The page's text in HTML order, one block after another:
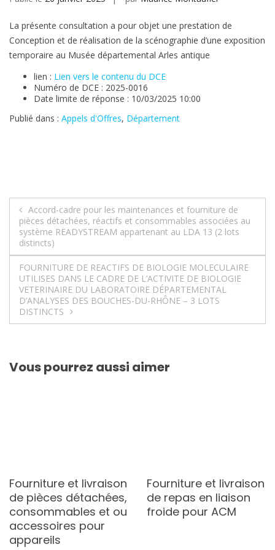
La présente consultation a pour objet une prestation de
Conception et de réalisation de la scénographie d’une exposition
temporaire au Musée départemental Arles antique
lien : Lien vers le contenu du DCE
Numéro de DCE : 2025-0016
Date limite de réponse : 10/03/2025 10:00
Publié dans : Appels d'Offres, Département
Navigation
de
l’article
Accord-cadre pour les maintenances et fourniture de
pièces détachées, réactifs et consommables associées au
système READYSTREAM appartenant au LDA 13 (2 lots
distincts)
FOURNITURE DE REACTIFS DE BIOLOGIE MOLECULAIRE
UTILISES DANS LE CADRE DE L’ACTIVITE DE BIOLOGIE
VETERINAIRE DU LABORATOIRE DÉPARTEMENTAL
D’ANALYSES DES BOUCHES-DU-RHÔNE – 3 LOTS
DISTINCTS
Vous pourrez aussi aimer
Fourniture et livraison
de pièces détachées,
consommables et ou
accessoires pour
appareils
Fourniture et livraison
de repas en liaison
froide pour ACM